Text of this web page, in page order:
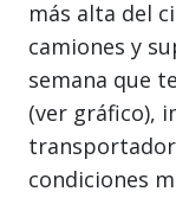
más alta del
camiones y
semana que
(ver gráfico),
condiciones